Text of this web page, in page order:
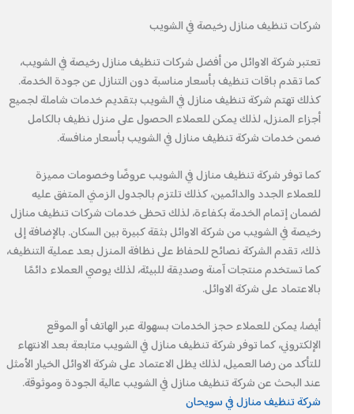
شركات تنظيف منازل رخيصة في الشويب
تعتبر شركة الاوائل من أفضل شركات تنظيف منازل رخيصة في الشويب،
كما تقدم باقات تنظيف بأسعار مناسبة دون التنازل عن جودة الخدمة.
كذلك تهتم شركة تنظيف منازل في الشويب بتقديم خدمات شاملة لجميع
أجزاء المنزل، لذلك يمكن للعملاء الحصول على منزل نظيف بالكامل
ضمن خدمات شركة تنظيف منازل في الشويب بأسعار منافسة.
كما توفر شركة تنظيف منازل في الشويب عروضًا وخصومات مميزة
للعملاء الجدد والدائمين، كذلك تلتزم بالجدول الزمني المتفق عليه
لضمان إتمام الخدمة بكفاءة، لذلك تحظى خدمات شركات تنظيف منازل
رخيصة في الشويب من شركة الاوائل بثقة كبيرة بين السكان. بالإضافة إلى
ذلك، تقدم الشركة نصائح للحفاظ على نظافة المنزل بعد عملية التنظيف،
كما تستخدم منتجات آمنة وصديقة للبيئة، لذلك يوصي العملاء دائمًا
بالاعتماد على شركة الاوائل.
أيضا، يمكن للعملاء حجز الخدمات بسهولة عبر الهاتف أو الموقع
الإلكتروني، كما توفر شركة تنظيف منازل في الشويب متابعة بعد الانتهاء
للتأكد من رضا العميل، لذلك يظل الاعتماد على شركة الاوائل الخيار الأمثل
عند البحث عن شركة تنظيف منازل في الشويب عالية الجودة وموثوقة.
شركة تنظيف منازل في سويحان